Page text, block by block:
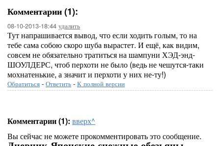
Комментарии (1):
08-10-2013-18:44 удалить
Тут напрашивается вывод, что если ходить голым, то на
тебе сама собою скоро шуба вырастет. И ещё, как видим,
совсем не обязательно тратиться на шампуни ХЭД-энд-
ШОУЛДЕРС, чтоб перхоти не было (ведь не чешутся-таки
мохнатенькие, а значит и перхоти у них не-ту!)
Обратиться - Ответить - К полной версии
Комментарии (1): вверх^
Вы сейчас не можете прокомментировать это сообщение.